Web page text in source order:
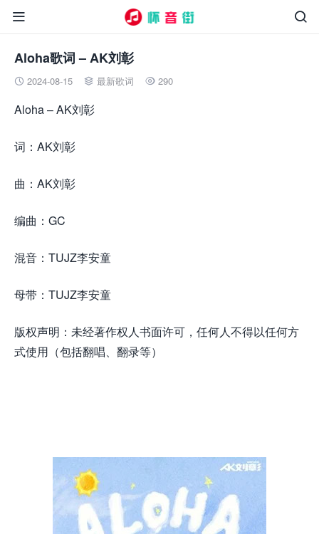


Aloha歌词 – AK刘彰
 2024-08-15  最新歌词  290
Aloha – AK刘彰
词：AK刘彰
曲：AK刘彰
编曲：GC
混音：TUJZ李安童
母带：TUJZ李安童
版权声明：未经著作权人书面许可，任何人不得以任何方
式使用（包括翻唱、翻录等）